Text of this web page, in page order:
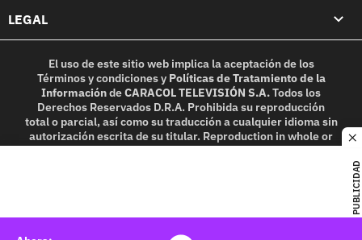
PUBLICIDAD
LEGAL
El uso de este sitio web implica la aceptación de los
Términos y condicionesy Políticas de Tratamiento de la
InformacióndeCARACOL TELEVISIÓN S.A.Todos los
Derechos Reservados D.R.A. Prohibida su reproducción
total o parcial, así como su traducción a cualquier idioma sin
autorización escrita de su titular. Reproduction in whole or
in part, or translation without written permission is